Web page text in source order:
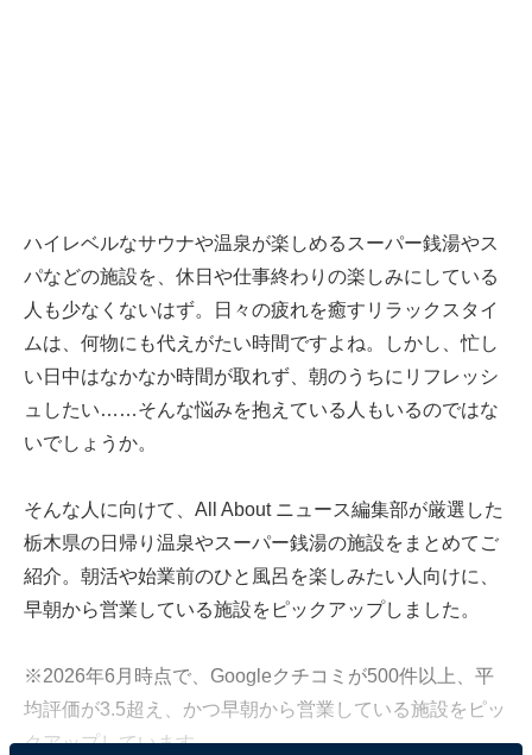
ハイレベルなサウナや温泉が楽しめるスーパー銭湯やス
パなどの施設を、休日や仕事終わりの楽しみにしている
人も少なくないはず。日々の疲れを癒すリラックスタイ
ムは、何物にも代えがたい時間ですよね。しかし、忙し
い日中はなかなか時間が取れず、朝のうちにリフレッシ
ュしたい……そんな悩みを抱えている人もいるのではな
いでしょうか。
そんな人に向けて、All About ニュース編集部が厳選した
栃木県の日帰り温泉やスーパー銭湯の施設をまとめてご
紹介。朝活や始業前のひと風呂を楽しみたい人向けに、
早朝から営業している施設をピックアップしました。
※2026年6月時点で、Googleクチコミが500件以上、平
均評価が3.5超え、かつ早朝から営業している施設をピッ
クアップしています